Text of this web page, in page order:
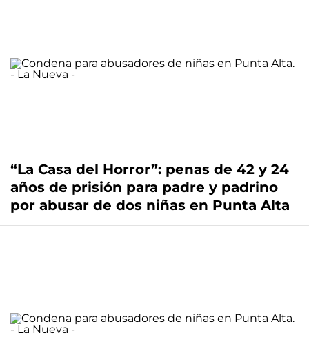
“La Casa del Horror”: penas de 42 y 24
años de prisión para padre y padrino
por abusar de dos niñas en Punta Alta